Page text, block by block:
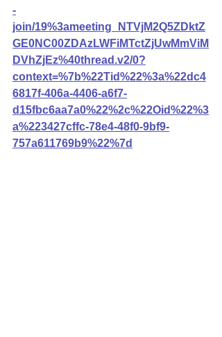
-
join/19%3ameeting_NTVjM2Q5ZDktZ
GE0NC00ZDAzLWFiMTctZjUwMmViM
DVhZjEz%40thread.v2/0?
context=%7b%22Tid%22%3a%22dc4
6817f-406a-4406-a6f7-
d15fbc6aa7a0%22%2c%22Oid%22%3
a%223427cffc-78e4-48f0-9bf9-
757a611769b9%22%7d